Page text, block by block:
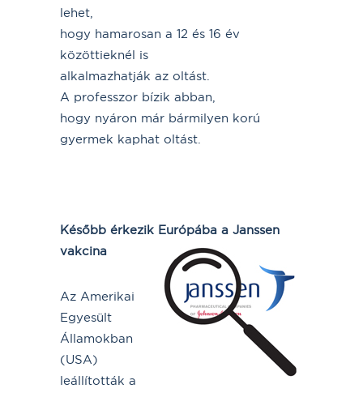
lehet,
hogy hamarosan a 12 és 16 év
közöttieknél is
alkalmazhatják az oltást.
A professzor bízik abban,
hogy nyáron már bármilyen korú
gyermek kaphat oltást.
Később érkezik Európába a Janssen
vakcina
Az Amerikai
Egyesült
Államokban
(USA)
leállították a